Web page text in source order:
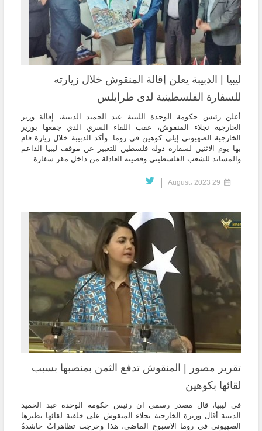
ليبيا | الدبيبة يعلن إقالة المنقوش خلال زيارته
للسفارة الفلسطينية لدى طرابلس
أعلن رئيس حكومة الوحدة الليبية عبد الحميد الدبيبة، إقالة وزير
الخارجية نجلاء المنقوش، عقب اللقاء السري الذي جمعها بوزير
الخارجية الصهيوني إيلي كوهين في روما. وأكد الدبيبة خلال زيارة قام
بها يوم الاثنين لسفارة دولة فلسطين للتعبير عن موقف ليبيا الداعم
والمساند للشعب الفلسطيني وقضيته العادلة من داخل مقر سفارة ...
تقرير مصور | المنقوش تدفع الثمن بمنصبها بسبب
لقائها بكوهين
في ليبيا، قال مصدر رسمي ان رئيس حكومة الوحدة عبد الحميد
الدبيبة أقال وزيرة الخارجية نجلاء المنقوش على خلفية لقائها نظيرها
الصهيوني في روما الاسبوع الماضي، هذا وخرجت تظاهراتٌ حاشدةٌ